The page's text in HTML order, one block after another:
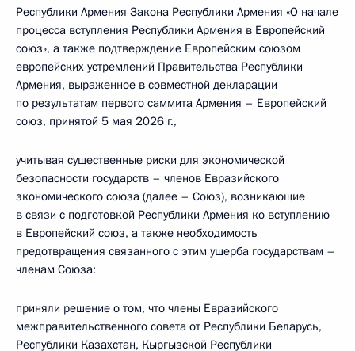
Республики Армения Закона Республики Армения «О начале
процесса вступления Республики Армения в Европейский
союз», а также подтверждение Европейским союзом
европейских устремлений Правительства Республики
Армения, выраженное в совместной декларации
по результатам первого саммита Армения – Европейский
союз, принятой 5 мая 2026 г.,
учитывая существенные риски для экономической
безопасности государств – членов Евразийского
экономического союза (далее – Союз), возникающие
в связи с подготовкой Республики Армения ко вступлению
в Европейский союз, а также необходимость
предотвращения связанного с этим ущерба государствам –
членам Союза:
приняли решение о том, что члены Евразийского
межправительственного совета от Республики Беларусь,
Республики Казахстан, Кыргызской Республики